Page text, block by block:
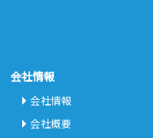
会社情報
会社情報
会社概要